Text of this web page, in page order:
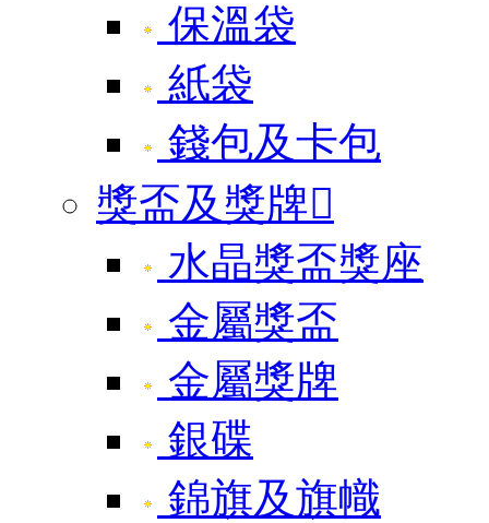
保溫袋
紙袋
錢包及卡包
獎盃及獎牌
水晶獎盃獎座
金屬獎盃
金屬獎牌
銀碟
錦旗及旗幟